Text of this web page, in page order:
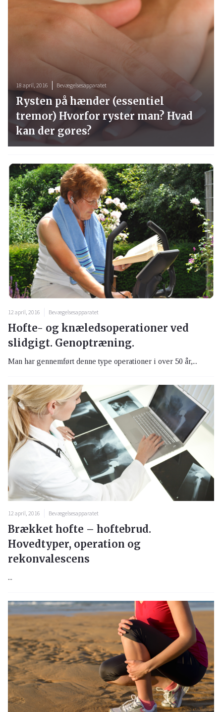
18 april, 2016 Bevægelsesapparatet
Rysten på hænder (essentiel
tremor) Hvorfor ryster man? Hvad
kan der gøres?
12 april, 2016 Bevægelsesapparatet
Hofte- og knæledsoperationer ved
slidgigt. Genoptræning.
Man har gennemført denne type operationer i over 50 år,...
12 april, 2016 Bevægelsesapparatet
Brækket hofte – hoftebrud.
Hovedtyper, operation og
rekonvalescens
...